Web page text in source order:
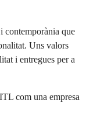
contemporània que
Uns valors
i entregues per a
com una empresa